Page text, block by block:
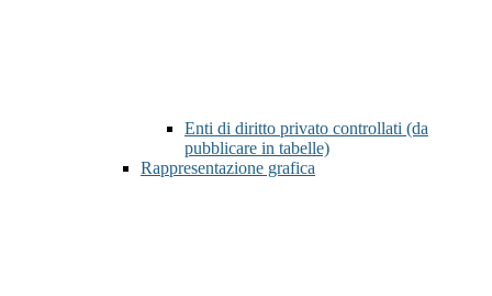
Enti di diritto privato controllati (da
pubblicare in tabelle)
Rappresentazione grafica